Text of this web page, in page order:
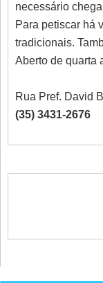
necessário
Para petiscar há
tradicionais.
Aberto de quarta
Rua Pref. David
(35) 3431-2676